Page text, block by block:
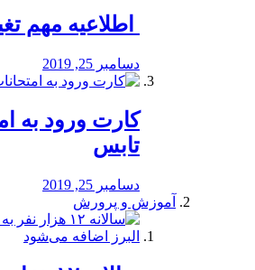
اطلاعیه مهم
دسامبر 25, 2019
کارت ورود به
تابس
دسامبر 25, 2019
آموزش و پرورش